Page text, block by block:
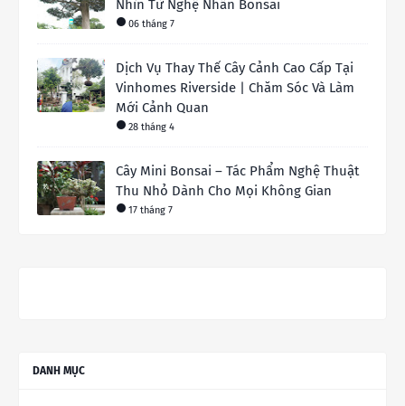
Nhìn Từ Nghệ Nhân Bonsai
06 tháng 7
Dịch Vụ Thay Thế Cây Cảnh Cao Cấp Tại
Vinhomes Riverside | Chăm Sóc Và Làm
Mới Cảnh Quan
28 tháng 4
Cây Mini Bonsai – Tác Phẩm Nghệ Thuật
Thu Nhỏ Dành Cho Mọi Không Gian
17 tháng 7
DANH MỤC